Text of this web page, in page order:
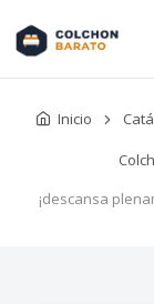
Inicio
¡descansa